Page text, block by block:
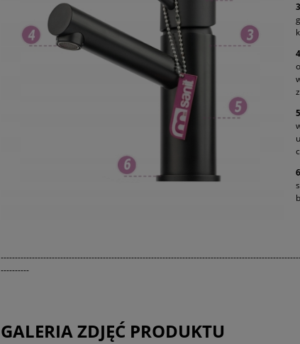
----------
GALERIA ZDJĘĆ PRODUKTU